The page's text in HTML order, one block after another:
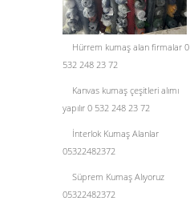
Hürrem kumaş alan firmalar 0
532 248 23 72
Kanvas kumaş çeşitleri alımı
yapılır 0 532 248 23 72
İnterlok Kumaş Alanlar
05322482372
Süprem Kumaş Alıyoruz
05322482372